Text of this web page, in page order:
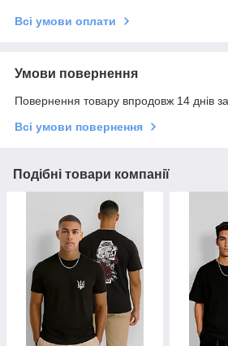
Всі умови оплати
Умови повернення
Повернення товару впродовж 14 днів
Всі умови повернення
Подібні товари компанії